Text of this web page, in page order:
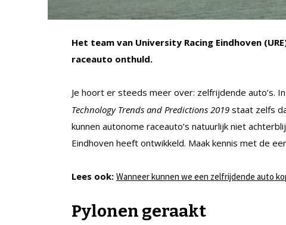
Het team van University Racing Eindhoven
raceauto onthuld.
Je hoort er steeds meer over: zelfrijdende auto’s.
Technology Trends and Predictions 2019 staat zelfs
kunnen autonome raceauto’s natuurlijk niet
Eindhoven heeft ontwikkeld. Maak kennis met de
Lees ook: Wanneer kunnen we een zelfrijdende auto
Pylonen geraakt